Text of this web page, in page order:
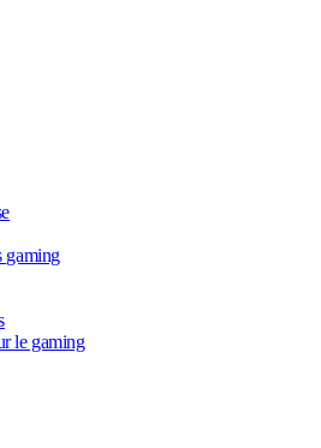
gaming
le gaming